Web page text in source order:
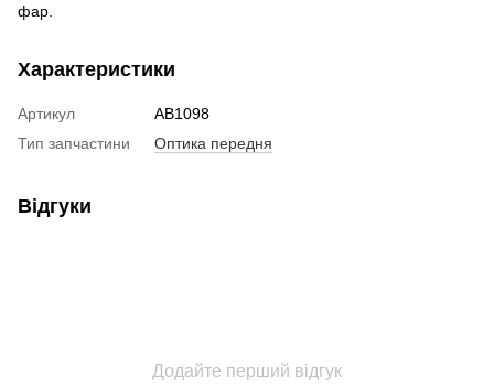
фар.
Характеристики
Артикул
AB1098
Тип запчастини
Оптика передня
Відгуки
Додайте перший відгук